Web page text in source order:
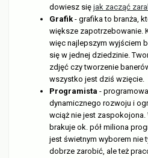
dowiesz się jak zacząć
Grafik - grafika to branża,
większe zapotrzebowanie.
więc najlepszym wyjściem
się w jednej dziedzinie.
zdjęć czy tworzenie
wszystko jest dziś wzięcie.
Programista -
dynamicznego rozwoju i
wciąż nie jest zaspokojona.
brakuje ok. pół miliona
jest świetnym wyborem nie
dobrze zarobić, ale też